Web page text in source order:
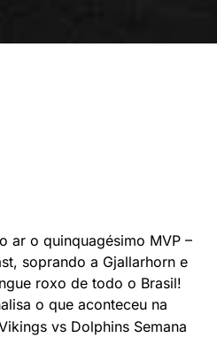
ar o quinquagésimo MVP –
soprando a Gjallarhorn e
roxo de todo o Brasil!
o que aconteceu na
vs Dolphins Semana